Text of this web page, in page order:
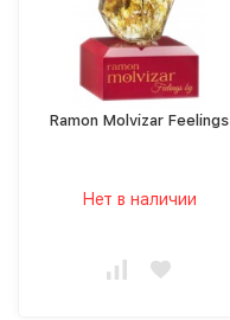
Ramon Molvizar Feelings
Нет в наличии